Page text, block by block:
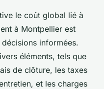
le coût global lié à
à Montpellier est
informées.
éléments, tels que
de clôture, les taxes
et les charges